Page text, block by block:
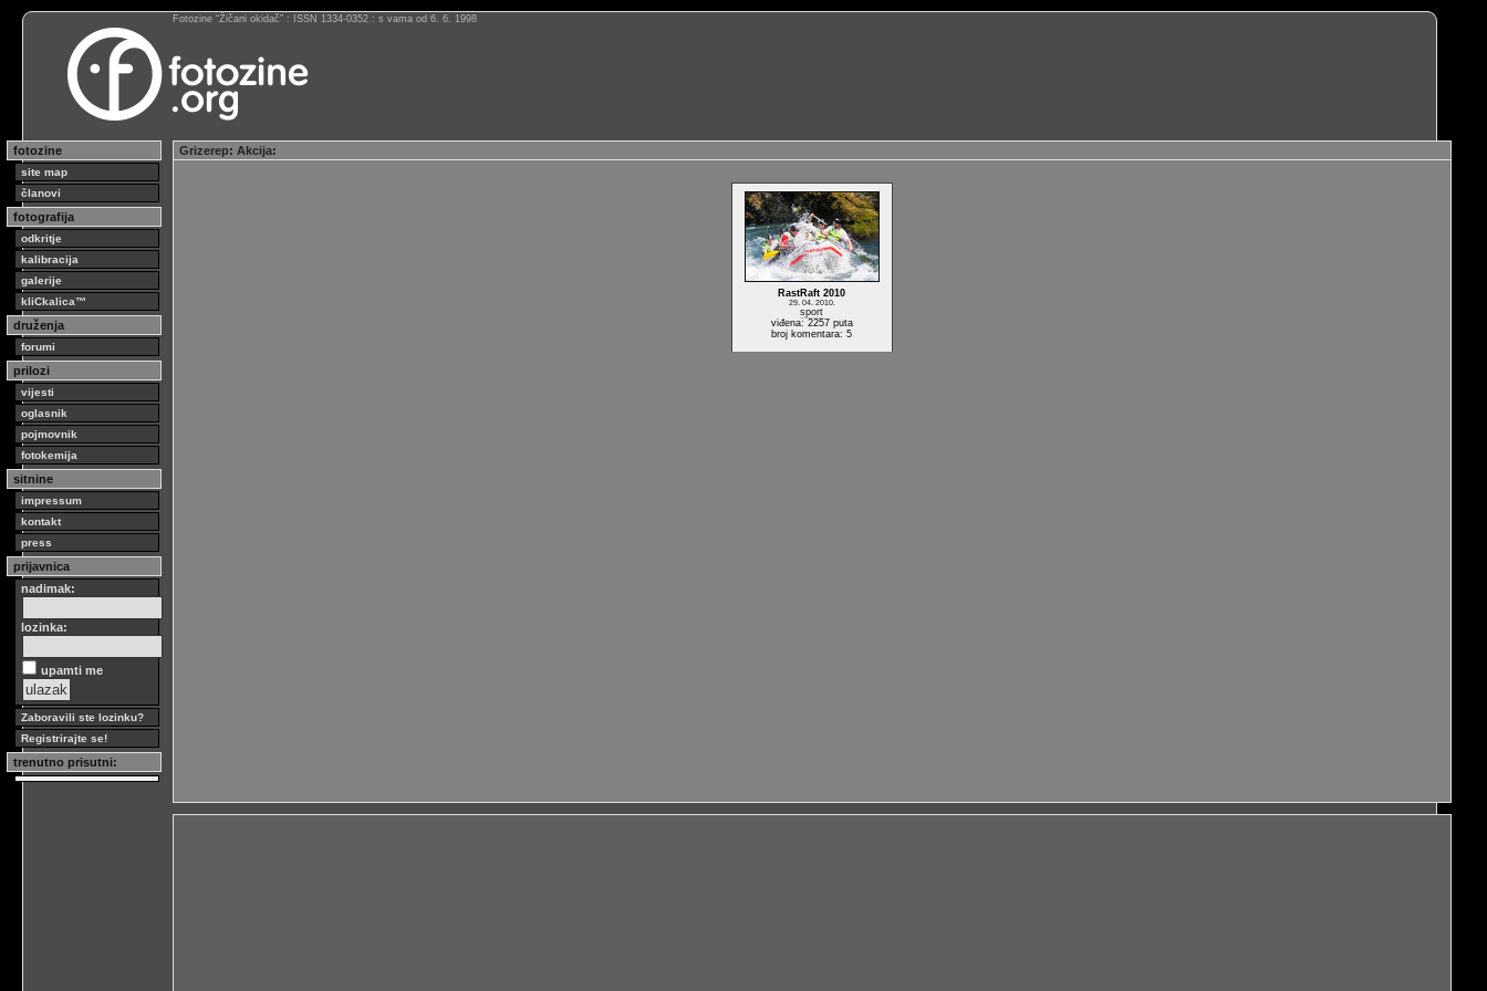
Fotozine “Žičani okidač” : ISSN 1334-0352 : s vama od 6. 6. 1998
fotozine
site map
članovi
fotografija
odkritje
kalibracija
galerije
kliCkalica™
druženja
forumi
prilozi
vijesti
oglasnik
pojmovnik
fotokemija
sitnine
impressum
kontakt
press
prijavnica
nadimak:
lozinka:
upamti me
Zaboravili ste lozinku?
Registrirajte se!
trenutno prisutni:
Grizerep: Akcija:
RastRaft 2010
29. 04. 2010.
sport
viđena: 2257 puta
broj komentara: 5